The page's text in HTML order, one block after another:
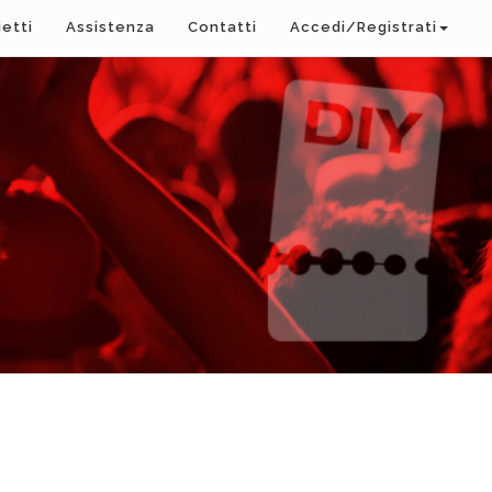
Assistenza Contatti Accedi/Registrati